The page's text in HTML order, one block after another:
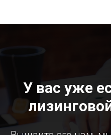
У вас уже